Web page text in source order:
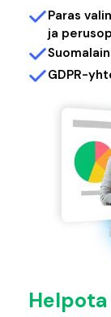
Paras
ja
GDPR-